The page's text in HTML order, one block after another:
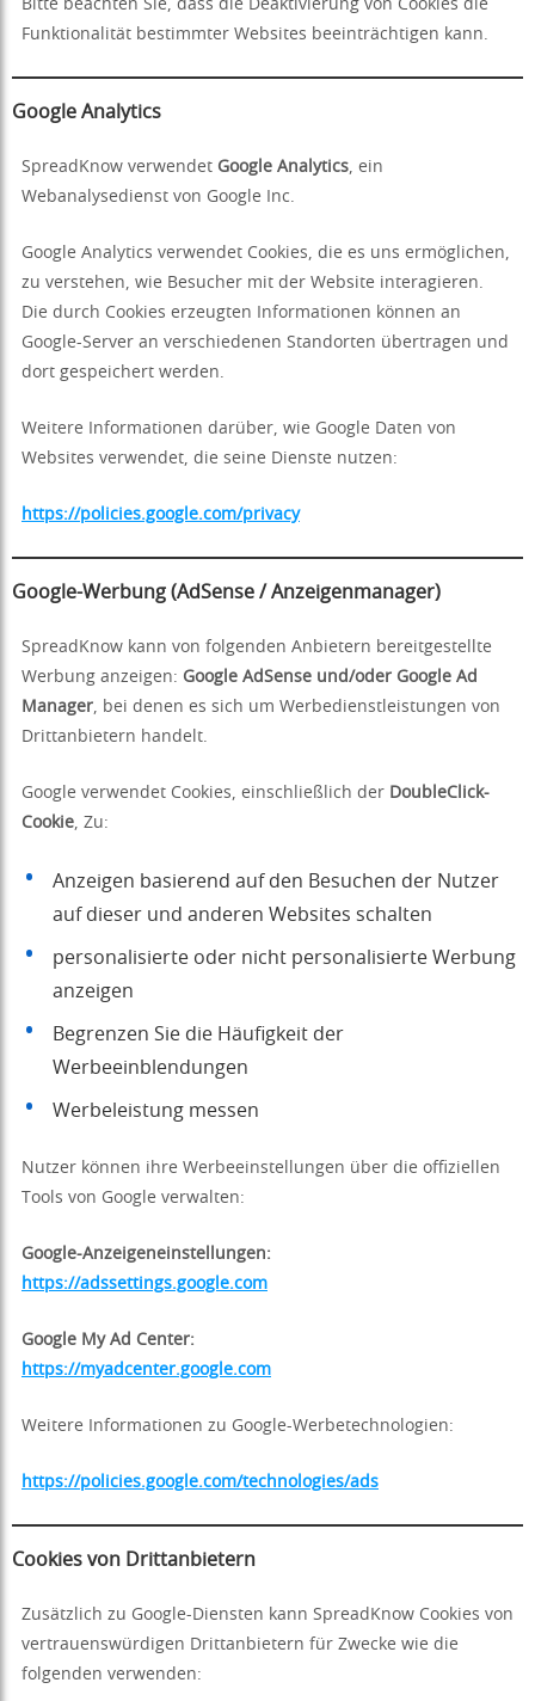
Bitte beachten Sie, dass die Deaktivierung von Cookies die
Funktionalität bestimmter Websites beeinträchtigen kann.
Google Analytics
SpreadKnow verwendet Google Analytics, ein
Webanalysedienst von Google Inc.
Google Analytics verwendet Cookies, die es uns ermöglichen,
zu verstehen, wie Besucher mit der Website interagieren.
Die durch Cookies erzeugten Informationen können an
Google-Server an verschiedenen Standorten übertragen und
dort gespeichert werden.
Weitere Informationen darüber, wie Google Daten von
Websites verwendet, die seine Dienste nutzen:
https://policies.google.com/privacy
Google-Werbung (AdSense / Anzeigenmanager)
SpreadKnow kann von folgenden Anbietern bereitgestellte
Werbung anzeigen: Google AdSense und/oder Google Ad
Manager, bei denen es sich um Werbedienstleistungen von
Drittanbietern handelt.
Google verwendet Cookies, einschließlich der DoubleClick-
Cookie, Zu:
Anzeigen basierend auf den Besuchen der Nutzer
auf dieser und anderen Websites schalten
personalisierte oder nicht personalisierte Werbung
anzeigen
Begrenzen Sie die Häufigkeit der
Werbeeinblendungen
Werbeleistung messen
Nutzer können ihre Werbeeinstellungen über die offiziellen
Tools von Google verwalten:
Google-Anzeigeneinstellungen:
https://adssettings.google.com
Google My Ad Center:
https://myadcenter.google.com
Weitere Informationen zu Google-Werbetechnologien:
https://policies.google.com/technologies/ads
Cookies von Drittanbietern
Zusätzlich zu Google-Diensten kann SpreadKnow Cookies von
vertrauenswürdigen Drittanbietern für Zwecke wie die
folgenden verwenden: